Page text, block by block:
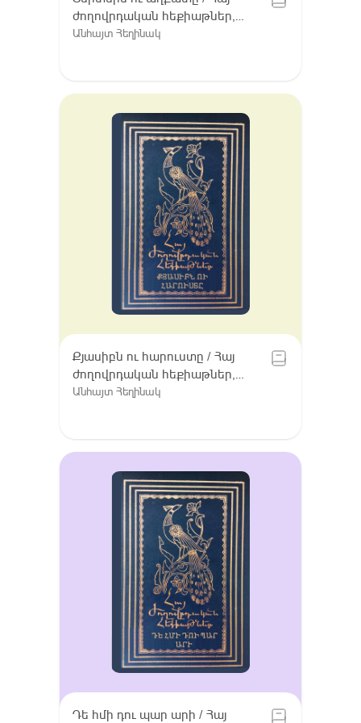
ժողովրդական հեքիաթներ,
Հատոր VIII / Գուգարք (Լոռի),
Անհայտ Հեղինակ
Քյասիբն ու հարուստը / Հայ
ժողովրդական հեքիաթներ,
Հատոր VIII / Գուգարք (Լոռի),
Անհայտ Հեղինակ
Դե հմի դու պար արի / Հայ